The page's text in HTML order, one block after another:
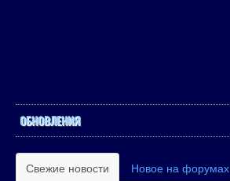
ОБНОВЛЕНИЯ
Свежие новости Новое на форумах